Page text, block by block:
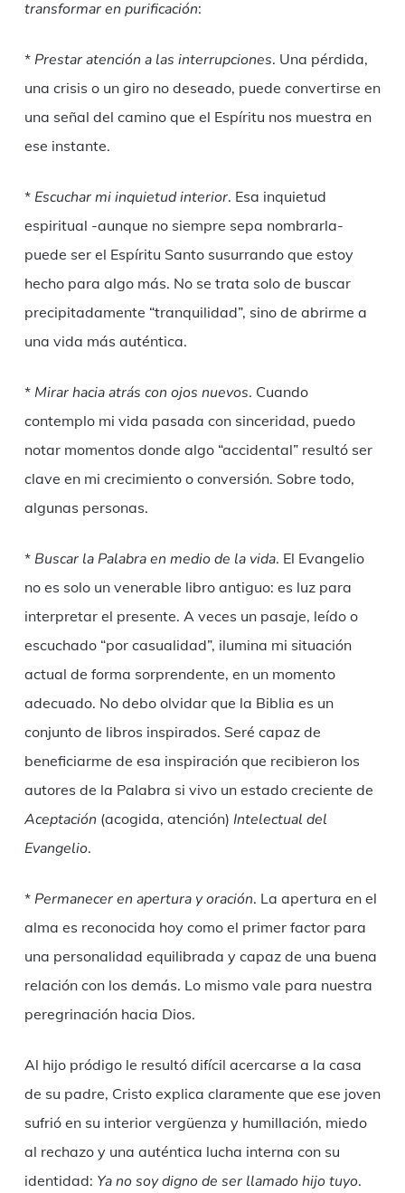
transformar en purificación:
* Prestar atención a las interrupciones. Una pérdida,
una crisis o un giro no deseado, puede convertirse en
una señal del camino que el Espíritu nos muestra en
ese instante.
* Escuchar mi inquietud interior. Esa inquietud
espiritual -aunque no siempre sepa nombrarla-
puede ser el Espíritu Santo susurrando que estoy
hecho para algo más. No se trata solo de buscar
precipitadamente “tranquilidad”, sino de abrirme a
una vida más auténtica.
* Mirar hacia atrás con ojos nuevos. Cuando
contemplo mi vida pasada con sinceridad, puedo
notar momentos donde algo “accidental” resultó ser
clave en mi crecimiento o conversión. Sobre todo,
algunas personas.
* Buscar la Palabra en medio de la vida. El Evangelio
no es solo un venerable libro antiguo: es luz para
interpretar el presente. A veces un pasaje, leído o
escuchado “por casualidad”, ilumina mi situación
actual de forma sorprendente, en un momento
adecuado. No debo olvidar que la Biblia es un
conjunto de libros inspirados. Seré capaz de
beneficiarme de esa inspiración que recibieron los
autores de la Palabra si vivo un estado creciente de
Aceptación (acogida, atención) Intelectual del
Evangelio.
* Permanecer en apertura y oración. La apertura en el
alma es reconocida hoy como el primer factor para
una personalidad equilibrada y capaz de una buena
relación con los demás. Lo mismo vale para nuestra
peregrinación hacia Dios.
Al hijo pródigo le resultó difícil acercarse a la casa
de su padre, Cristo explica claramente que ese joven
sufrió en su interior vergüenza y humillación, miedo
al rechazo y una auténtica lucha interna con su
identidad: Ya no soy digno de ser llamado hijo tuyo.